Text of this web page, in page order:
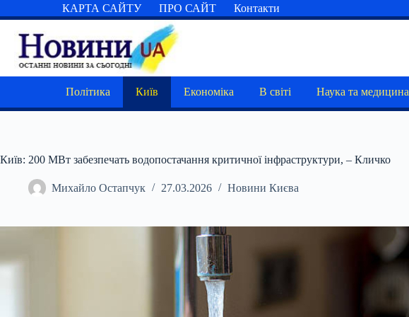
до
вмісту
КАРТА САЙТУ ПРО САЙТ Контакти
Політика Київ Економіка В світі Наука та медицина
Київ: 200 МВт забезпечать водопостачання критичної інфраструктури, – Кличко
Михайло Остапчук 27.03.2026 Новини Києва